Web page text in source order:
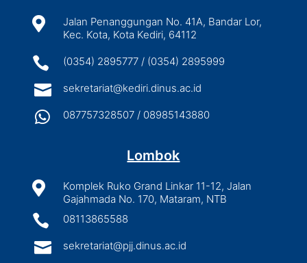

Jalan Penanggungan No. 41A, Bandar Lor,
Kec. Kota, Kota Kediri, 64112
 (0354) 2895777 / (0354) 2895999
 sekretariat@kediri.dinus.ac.id
 087757328507 / 08985143880
Lombok

Komplek Ruko Grand Linkar 11-12, Jalan
Gajahmada No. 170, Mataram, NTB
 08113865588
 sekretariat@pjj.dinus.ac.id